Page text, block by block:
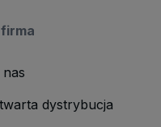
nas
dystrybucja